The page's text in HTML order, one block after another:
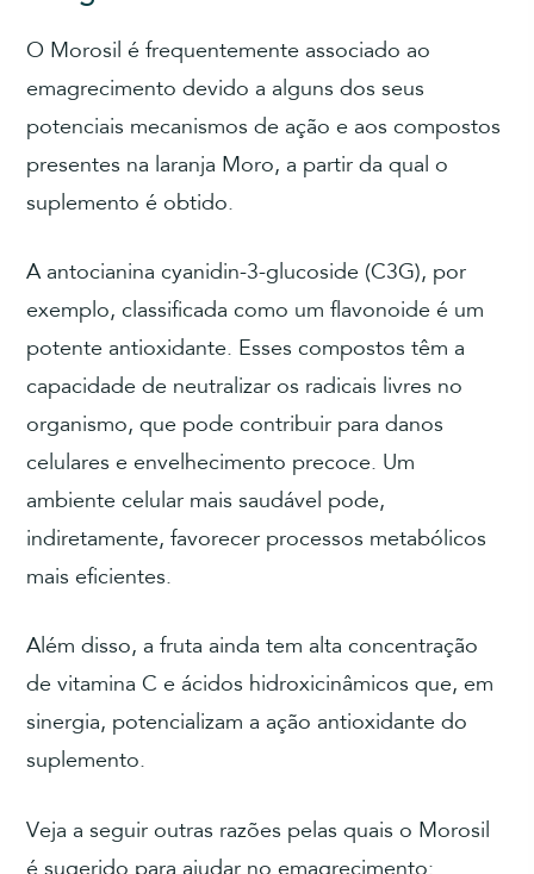
O Morosil é frequentemente associado ao
emagrecimento devido a alguns dos seus
potenciais mecanismos de ação e aos compostos
presentes na laranja Moro, a partir da qual o
suplemento é obtido.
A antocianina cyanidin-3-glucoside (C3G), por
exemplo, classificada como um flavonoide é um
potente antioxidante. Esses compostos têm a
capacidade de neutralizar os radicais livres no
organismo, que pode contribuir para danos
celulares e envelhecimento precoce. Um
ambiente celular mais saudável pode,
indiretamente, favorecer processos metabólicos
mais eficientes.
Além disso, a fruta ainda tem alta concentração
de vitamina C e ácidos hidroxicinâmicos que, em
sinergia, potencializam a ação antioxidante do
suplemento.
Veja a seguir outras razões pelas quais o Morosil
é sugerido para ajudar no emagrecimento: